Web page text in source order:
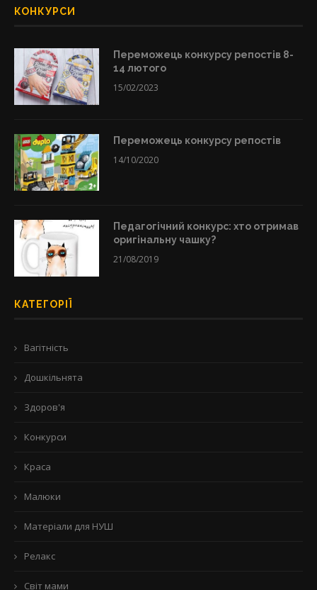
КОНКУРСИ
Переможець конкурсу репостів 8-
14 лютого
15/02/2023
Переможець конкурсу репостів
14/10/2020
Педагогічний конкурс: хто отримав
оригінальну чашку?
21/08/2019
КАТЕГОРІЇ
Вагітність
Дошкільнята
Здоров'я
Конкурси
Краса
Малюки
Матеріали для НУШ
Релакс
Світ мами